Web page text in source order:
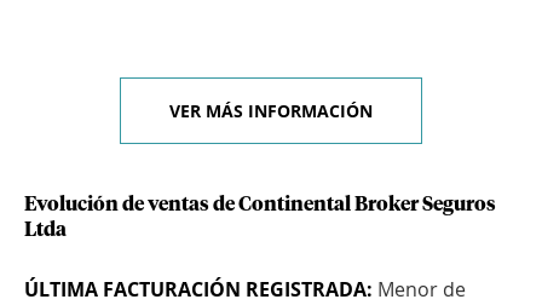
VER MÁS INFORMACIÓN
Evolución de ventas de Continental Broker Seguros
Ltda
ÚLTIMA FACTURACIÓN REGISTRADA: Menor de